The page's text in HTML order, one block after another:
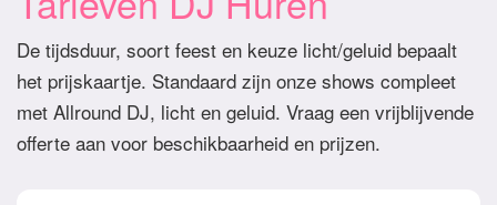
De tijdsduur, soort feest en keuze licht/geluid bepaalt
het prijskaartje. Standaard zijn onze shows compleet
met Allround DJ, licht en geluid. Vraag een vrijblijvende
offerte aan voor beschikbaarheid en prijzen.